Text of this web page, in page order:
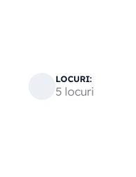
LOCURI:
5 locuri